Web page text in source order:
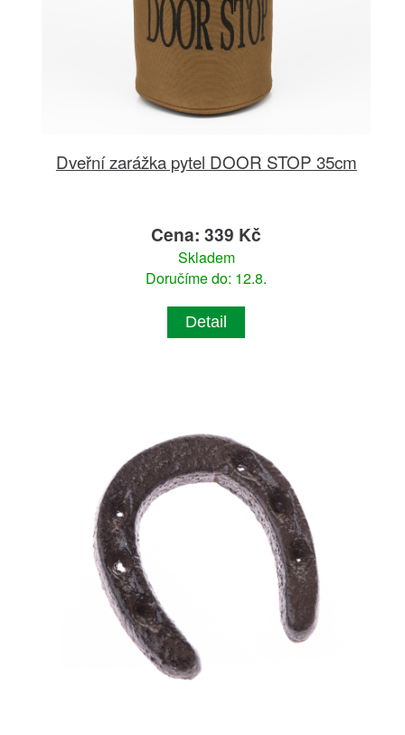
Dveřní zarážka pytel DOOR STOP 35cm
Cena: 339 Kč
Skladem
Doručíme do: 12.8.
Detail